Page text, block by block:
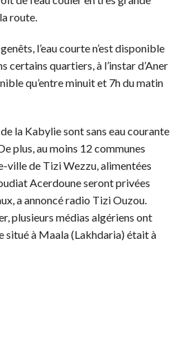
route.
l’eau courte n’est disponible
certains quartiers, à l’instar d’Aner
qu’entre minuit et 7h du matin
la Kabylie sont sans eau courante
plus, au moins 12 communes
ville de Tizi Wezzu, alimentées
Acerdoune seront privées
a annoncé radio Tizi Ouzou.
plusieurs médias algériens ont
situé à Maala (Lakhdaria) était à